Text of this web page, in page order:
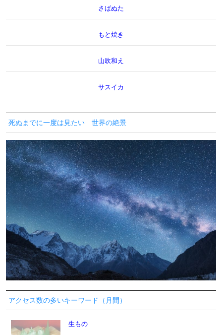
さばぬた
もと焼き
山吹和え
サスイカ
死ぬまでに一度は見たい 世界の絶景
アクセス数の多いキーワード（月間）
生もの